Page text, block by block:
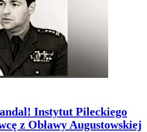
Instytut Pileckiego
z Obławy Augustowskiej